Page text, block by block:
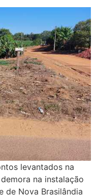
levantados na
na instalação
de Nova Brasilândia